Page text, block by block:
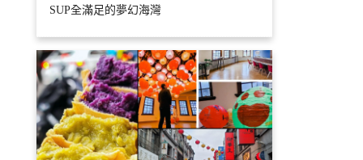
SUP全滿足的夢幻海灣